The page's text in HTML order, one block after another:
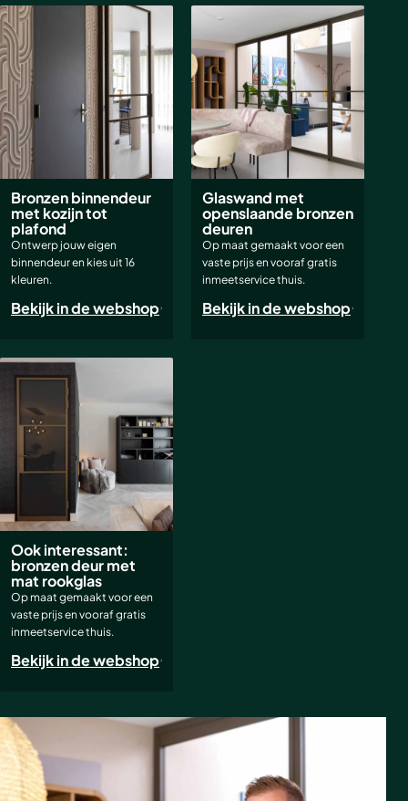
Bronzen binnendeur
met kozijn tot
plafond
Ontwerp jouw eigen
binnendeur en kies uit 16
kleuren.
Bekijk in de webshop
Glaswand met
openslaande bronzen
deuren
Op maat gemaakt voor een
vaste prijs en vooraf gratis
inmeetservice thuis.
Bekijk in de webshop
Ook interessant:
bronzen deur met
mat rookglas
Op maat gemaakt voor een
vaste prijs en vooraf gratis
inmeetservice thuis.
Bekijk in de webshop